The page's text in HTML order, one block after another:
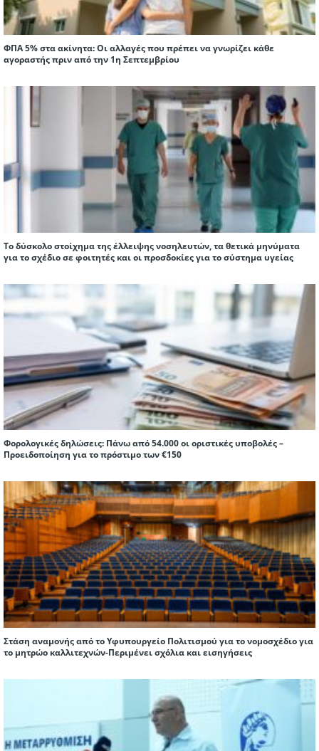
ΦΠΑ 5% στα ακίνητα: Οι αλλαγές που πρέπει να γνωρίζει κάθε
αγοραστής πριν από την 1η Σεπτεμβρίου
Το δύσκολο στοίχημα της έλλειψης νοσηλευτών, τα θετικά μηνύματα
για το σχέδιο σε φοιτητές και οι προσδοκίες για το σύστημα υγείας
Φορολογικές δηλώσεις: Πάνω από 54.000 οι οριστικές υποβολές –
Προειδοποίηση για το πρόστιμο των €150
Στάση αναμονής από το Υφυπουργείο Πολιτισμού για το νομοσχέδιο για
το μητρώο καλλιτεχνών-Περιμένει σχόλια και εισηγήσεις